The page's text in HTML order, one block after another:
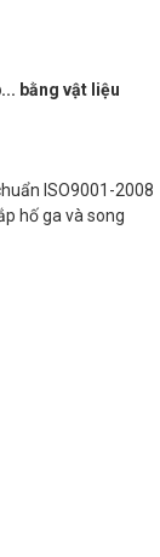
bằng vật liệu
ISO9001-2008
hố ga và song